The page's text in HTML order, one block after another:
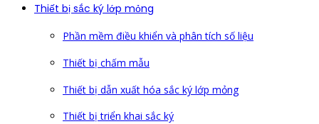
Thiết bị sắc ký lớp mỏng
Phần mềm điều khiển và phân tích số liệu
Thiết bị chấm mẫu
Thiết bị dẫn xuất hóa sắc ký lớp mỏng
Thiết bị triển khai sắc ký